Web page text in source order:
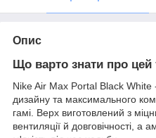
Опис
Що варто знати про цей
Nike Air Max Portal Black White
дизайну та максимального
гамі. Верх виготовлений з
вентиляції й довговічності, а